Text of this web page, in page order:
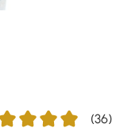
(36)